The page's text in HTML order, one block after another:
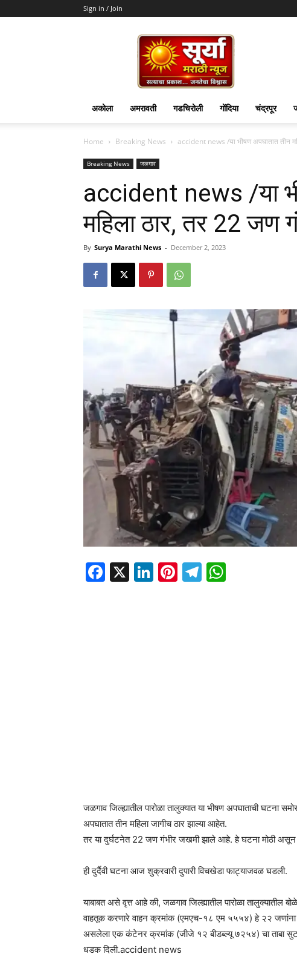
Sign in / Join
Surya
Marathi
News
अकोला अमरावती गडचिरोली गोंदिया चंद्रपूर
Home Breaking News accident news /या भीषण अपघातात तीन
Breaking News जळगाव
accident news /या
महिला ठार, तर 22 जण
By Surya Marathi News - December 2, 2023
Facebook
X LinkedIn
Pinterest
Telegram
जळगाव जिल्ह्यातील पारोळा तालुक्यात या भीषण अपघाताची घटना
अपघातात तीन महिला जागीच ठार झाल्या आहेत.
तर या दुर्घटनेत 22 जण गंभीर जखमी झाले आहे. हे घटना मोठी
ही दुर्दैवी घटना आज शुक्रवारी दुपारी विचखेडा फाट्याजवळ घडली.
याबाबत असे वृत्त आहे की, जळगाव जिल्ह्यातील पारोळा तालुक्यातील
वाहतूक करणारे वाहन क्रमांक (एमएच-१८ एम ५५५४) हे २२
असलेला एक कंटेनर क्रमांक (जीजे १२ बीडब्ल्यू ७२५४) चा ताबा
धडक दिली.accident news